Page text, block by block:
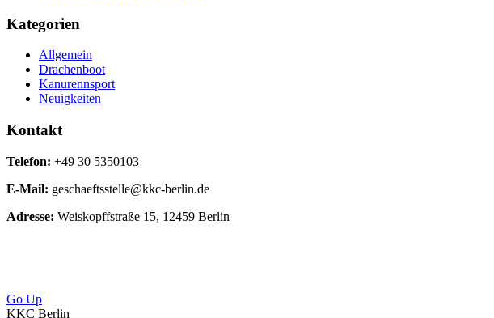
Kategorien
Allgemein
Drachenboot
Kanurennsport
Neuigkeiten
Kontakt
Telefon: +49 30 5350103
E-Mail: geschaeftsstelle@kkc-berlin.de
Adresse: Weiskopffstraße 15, 12459 Berlin
Go Up
KKC Berlin